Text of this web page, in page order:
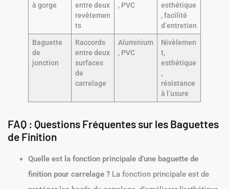
à gorge
entre deux
revêtemen
ts
, PVC
esthétique
, facilité
d’entretien
Baguette
de
jonction
Raccords
entre deux
surfaces
de
carrelage
Aluminium
, PVC
Nivèlemen
t,
esthétique
,
résistance
à l’usure
FAQ : Questions Fréquentes sur les Baguettes
de Finition
Quelle est la fonction principale d’une baguette de
finition pour carrelage ? La fonction principale est de